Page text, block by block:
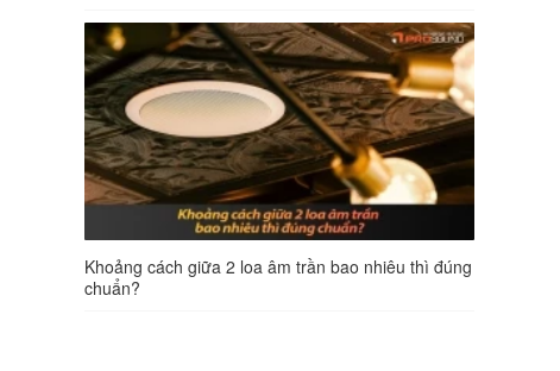
Khoảng cách giữa 2 loa âm trần bao nhiêu thì đúng
chuẩn?